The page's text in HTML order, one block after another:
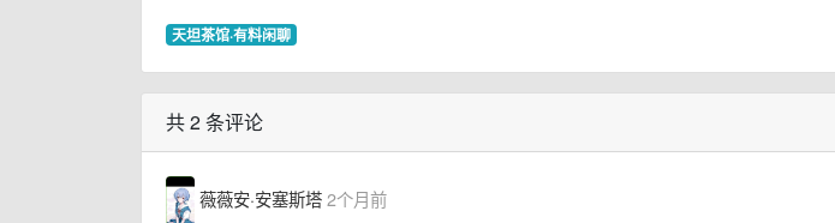
天坦茶馆·有料闲聊
共 2 条评论
薇薇安·安塞斯塔2个月前